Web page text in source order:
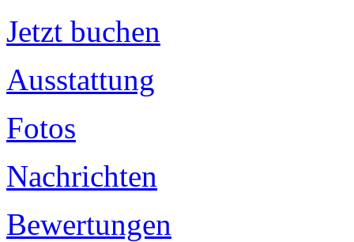
Jetzt buchen
Ausstattung
Fotos
Nachrichten
Bewertungen